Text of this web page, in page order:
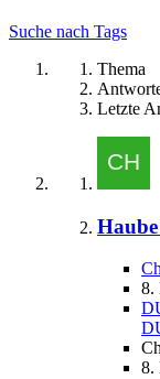
Suche nach Tags
Thema
Letzte
8.
8.